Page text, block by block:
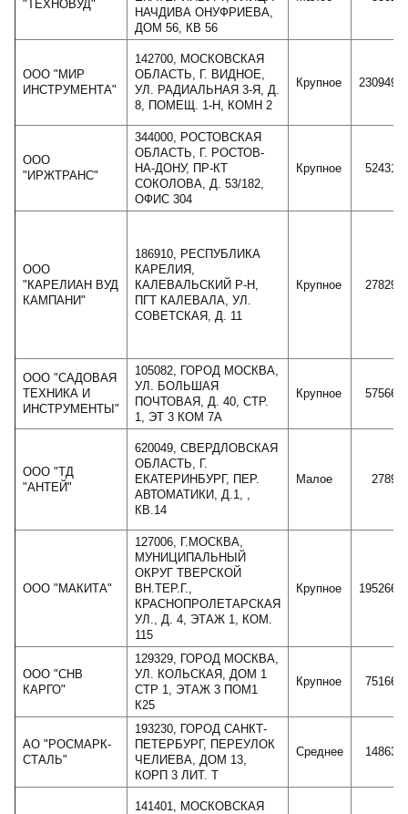
"ТЕХНОВУД"
НАЧДИВА ОНУФРИЕВА,
ДОМ 56, КВ 56
ООО "МИР
ИНСТРУМЕНТА"
142700, МОСКОВСКАЯ
ОБЛАСТЬ, Г. ВИДНОЕ,
УЛ. РАДИАЛЬНАЯ 3-Я, Д.
8, ПОМЕЩ. 1-Н, КОМН 2
Крупное
ООО
"ИРЖТРАНС"
344000, РОСТОВСКАЯ
ОБЛАСТЬ, Г. РОСТОВ-
НА-ДОНУ, ПР-КТ
СОКОЛОВА, Д. 53/182,
ОФИС 304
Крупное
ООО
"КАРЕЛИАН ВУД
КАМПАНИ"
186910, РЕСПУБЛИКА
КАРЕЛИЯ,
КАЛЕВАЛЬСКИЙ Р-Н,
ПГТ КАЛЕВАЛА, УЛ.
СОВЕТСКАЯ, Д. 11
Крупное
ООО "САДОВАЯ
ТЕХНИКА И
ИНСТРУМЕНТЫ"
105082, ГОРОД МОСКВА,
УЛ. БОЛЬШАЯ
ПОЧТОВАЯ, Д. 40, СТР.
1, ЭТ 3 КОМ 7А
Крупное
ООО "ТД
"АНТЕЙ"
620049, СВЕРДЛОВСКАЯ
ОБЛАСТЬ, Г.
ЕКАТЕРИНБУРГ, ПЕР.
АВТОМАТИКИ, Д.1, ,
КВ.14
Малое
ООО "МАКИТА"
127006, Г.МОСКВА,
МУНИЦИПАЛЬНЫЙ
ОКРУГ ТВЕРСКОЙ
ВН.ТЕР.Г.,
КРАСНОПРОЛЕТАРСКАЯ
УЛ., Д. 4, ЭТАЖ 1, КОМ.
115
Крупное
ООО "СНВ
КАРГО"
129329, ГОРОД МОСКВА,
УЛ. КОЛЬСКАЯ, ДОМ 1
СТР 1, ЭТАЖ 3 ПОМ1
К25
Крупное
АО "РОСМАРК-
СТАЛЬ"
193230, ГОРОД САНКТ-
ПЕТЕРБУРГ, ПЕРЕУЛОК
ЧЕЛИЕВА, ДОМ 13,
КОРП 3 ЛИТ. Т
Среднее
141401, МОСКОВСКАЯ